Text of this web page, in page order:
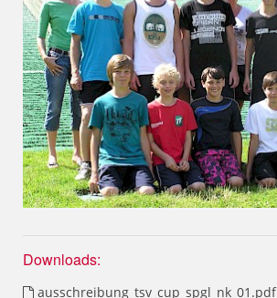
Downloads:
ausschreibung_tsv_cup_spgl_nk_01.pdf